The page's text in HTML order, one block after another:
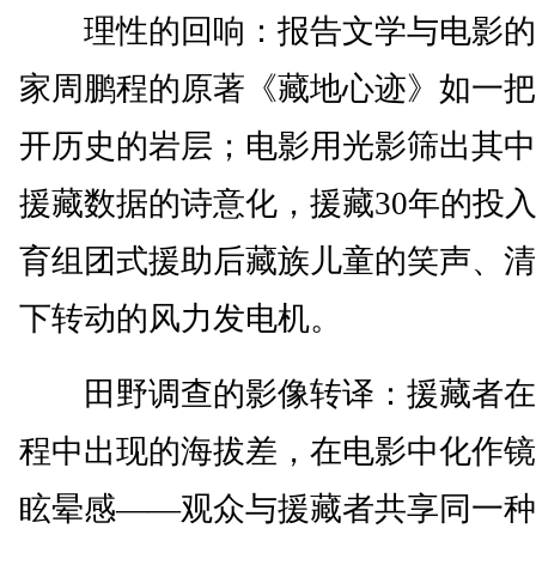
理性的回响：报告文学与电影的
家周鹏程的原著《藏地心迹》如一
开历史的岩层；电影用光影筛出其
援藏数据的诗意化，援藏30年的投
育组团式援助后藏族儿童的笑声、
下转动的风力发电机。
田野调查的影像转译：援藏者在
程中出现的海拔差，在电影中化作
眩晕感——观众与援藏者共享同一